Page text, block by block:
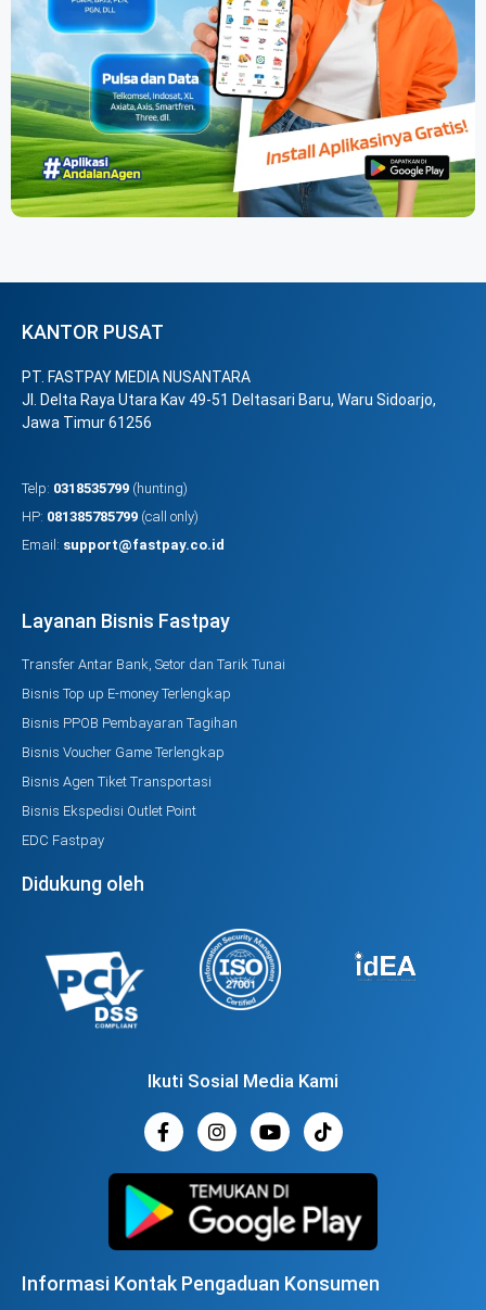
KANTOR PUSAT
PT. FASTPAY MEDIA NUSANTARA
Jl. Delta Raya Utara Kav 49-51 Deltasari Baru, Waru Sidoarjo,
Jawa Timur 61256
Telp: 0318535799 (hunting)
HP: 081385785799 (call only)
Email: support@fastpay.co.id
Layanan Bisnis Fastpay
Transfer Antar Bank, Setor dan Tarik Tunai
Bisnis Top up E-money Terlengkap
Bisnis PPOB Pembayaran Tagihan
Bisnis Voucher Game Terlengkap
Bisnis Agen Tiket Transportasi
Bisnis Ekspedisi Outlet Point
EDC Fastpay
Didukung oleh
Ikuti Sosial Media Kami
Informasi Kontak Pengaduan Konsumen